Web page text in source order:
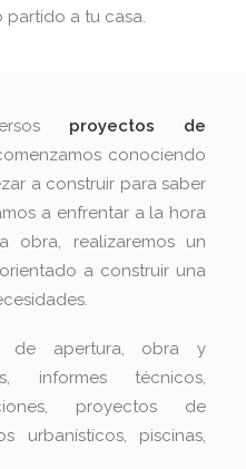
partido a tu casa.
proyectos de
conociendo
a construir para saber
a enfrentar a la hora
obra, realizaremos un
a construir una
de apertura, obra y
informes técnicos,
proyectos de
urbanísticos, piscinas,